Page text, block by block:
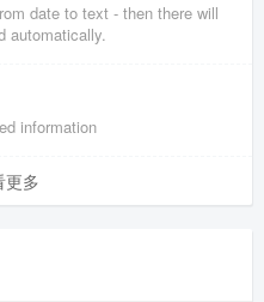
date to text - then there will
automatically.
information
更多